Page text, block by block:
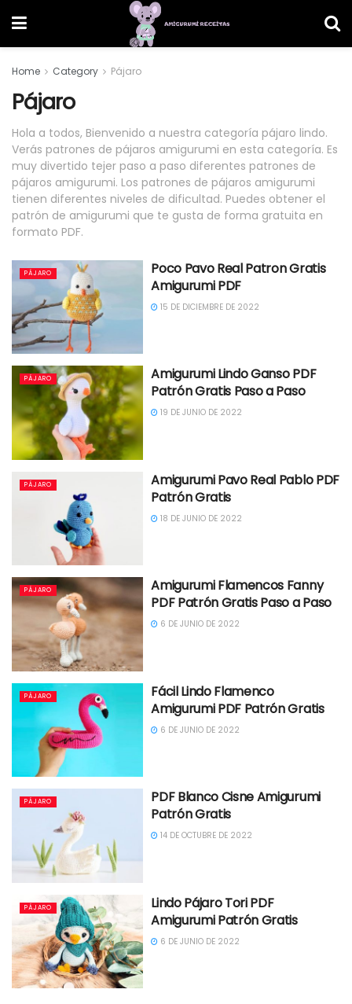
Home Category Pájaro
Pájaro
Hola a todos, Bienvenido a nuestra categoría pájaro lindo.
Verás patrones de pájaros amigurumi en esta categoría. Es
muy divertido tejer paso a paso diferentes patrones de
pájaros amigurumi. Los patrones de pájaros amigurumi
tienen diferentes niveles de dificultad. Puedes obtener el
patrón de amigurumi que te gusta de forma gratuita en
formato PDF.
PÁJARO
Poco Pavo Real Patron Gratis
Amigurumi PDF
15 DE DICIEMBRE DE 2022
PÁJARO
Amigurumi Lindo Ganso PDF
Patrón Gratis Paso a Paso
19 DE JUNIO DE 2022
PÁJARO
Amigurumi Pavo Real Pablo PDF
Patrón Gratis
18 DE JUNIO DE 2022
PÁJARO
Amigurumi Flamencos Fanny
PDF Patrón Gratis Paso a Paso
6 DE JUNIO DE 2022
PÁJARO
Fácil Lindo Flamenco
Amigurumi PDF Patrón Gratis
6 DE JUNIO DE 2022
PÁJARO
PDF Blanco Cisne Amigurumi
Patrón Gratis
14 DE OCTUBRE DE 2022
PÁJARO
Lindo Pájaro Tori PDF
Amigurumi Patrón Gratis
6 DE JUNIO DE 2022